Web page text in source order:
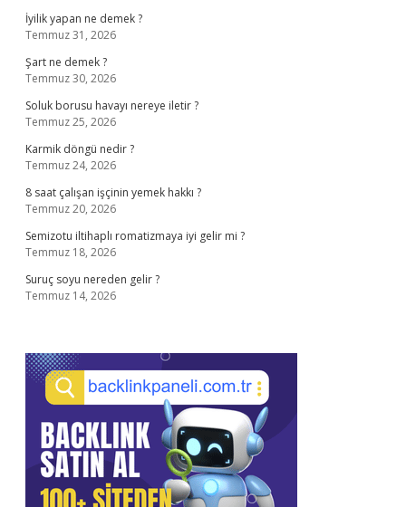
İyilik yapan ne demek ?
Temmuz 31, 2026
Şart ne demek ?
Temmuz 30, 2026
Soluk borusu havayı nereye iletir ?
Temmuz 25, 2026
Karmik döngü nedir ?
Temmuz 24, 2026
8 saat çalışan işçinin yemek hakkı ?
Temmuz 20, 2026
Semizotu iltihaplı romatizmaya iyi gelir mi ?
Temmuz 18, 2026
Suruç soyu nereden gelir ?
Temmuz 14, 2026